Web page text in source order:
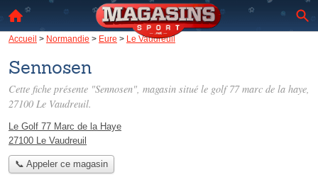
Accueil > Normandie > Eure > Le Vaudreuil
Sennosen
Cette fiche présente "Sennosen", magasin situé le golf 77 marc de la haye,
27100 Le Vaudreuil.
Le Golf 77 Marc de la Haye
27100 Le Vaudreuil
📞 Appeler ce magasin